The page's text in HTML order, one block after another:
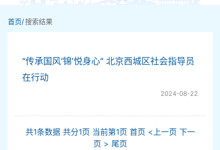
首页/搜索结果
“传承国风‘锦’悦身心” 北京西城区社会指导员
在行动
2024-08-22
共1条数据 共分1页 当前第1页 首页 <上一页 下一
页 > 尾页